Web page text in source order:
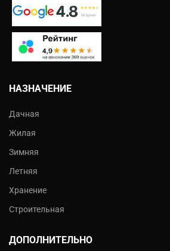
НАЗНАЧЕНИЕ
Дачная
Жилая
Зимняя
Летняя
Хранение
Строительная
ДОПОЛНИТЕЛЬНО